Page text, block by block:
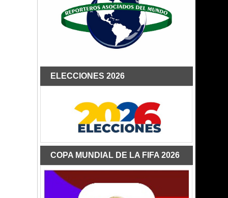
ELECCIONES 2026
COPA MUNDIAL DE LA FIFA 2026